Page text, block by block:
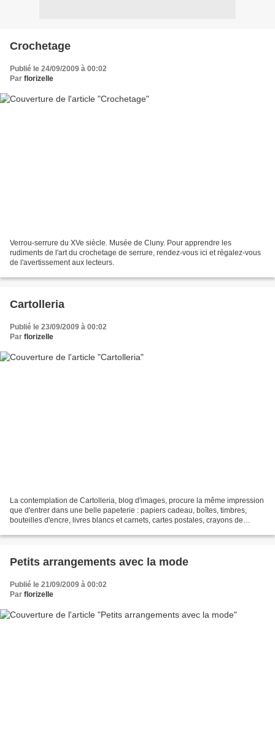
Crochetage
Publié le 24/09/2009 à 00:02
Par florizelle
Verrou-serrure du XVe siècle. Musée de Cluny. Pour apprendre les
rudiments de l'art du crochetage de serrure, rendez-vous ici et régalez-vous
de l'avertissement aux lecteurs.
Cartolleria
Publié le 23/09/2009 à 00:02
Par florizelle
La contemplation de Cartolleria, blog d'images, procure la même impression
que d'entrer dans une belle papeterie : papiers cadeau, boîtes, timbres,
bouteilles d'encre, livres blancs et carnets, cartes postales, crayons de
Petits arrangements avec la mode
Publié le 21/09/2009 à 00:02
Par florizelle